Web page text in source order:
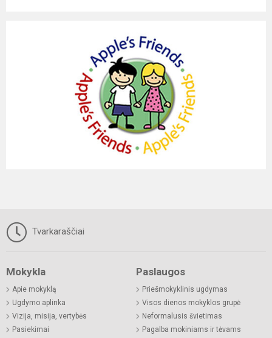
Tvarkaraščiai
Mokykla
Apie mokyklą
Ugdymo aplinka
Vizija, misija, vertybės
Pasiekimai
Paslaugos
Priešmokyklinis ugdymas
Visos dienos mokyklos grupė
Neformalusis švietimas
Pagalba mokiniams ir tėvams